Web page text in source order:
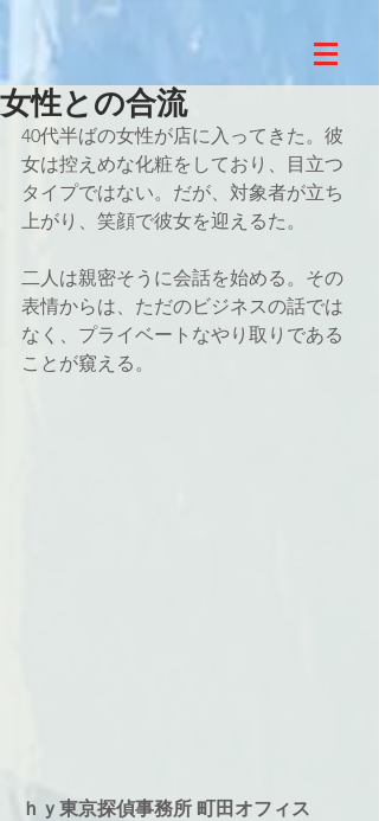
女性との合流
40代半ばの女性が店に入ってきた。彼
女は控えめな化粧をしており、目立つ
タイプではない。だが、対象者が立ち
上がり、笑顔で彼女を迎えるた。
二人は親密そうに会話を始める。その
表情からは、ただのビジネスの話では
なく、プライベートなやり取りである
ことが窺える。
ｈｙ東京探偵事務所 町田オフィス